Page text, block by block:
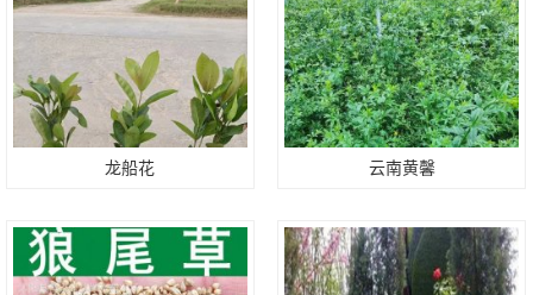
龙船花 云南黄馨